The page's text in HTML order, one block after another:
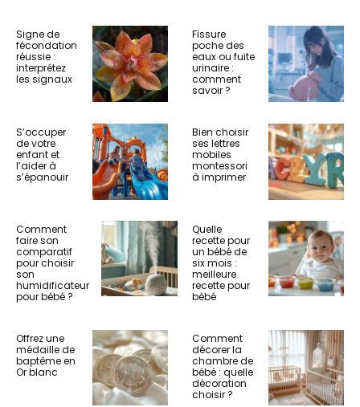
Signe de
fécondation
réussie :
interprétez
les signaux
Fissure
poche des
eaux ou fuite
urinaire :
comment
savoir ?
S’occuper
de votre
enfant et
l’aider à
s’épanouir
Bien choisir
ses lettres
mobiles
montessori
à imprimer
Comment
faire son
comparatif
pour choisir
son
humidificateur
pour bébé ?
Quelle
recette pour
un bébé de
six mois :
meilleure
recette pour
bébé
Offrez une
médaille de
baptême en
Or blanc
Comment
décorer la
chambre de
bébé : quelle
décoration
choisir ?